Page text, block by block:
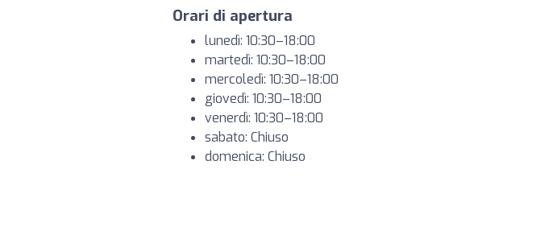
Orari di apertura
lunedì: 10:30–18:00
martedì: 10:30–18:00
mercoledì: 10:30–18:00
giovedì: 10:30–18:00
venerdì: 10:30–18:00
sabato: Chiuso
domenica: Chiuso